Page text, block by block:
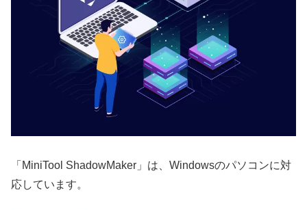
「MiniTool ShadowMaker」は、Windowsのパソコンに対
応しています。